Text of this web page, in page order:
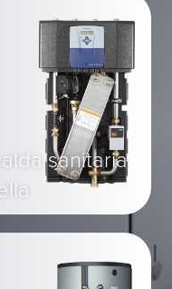
sanitaria